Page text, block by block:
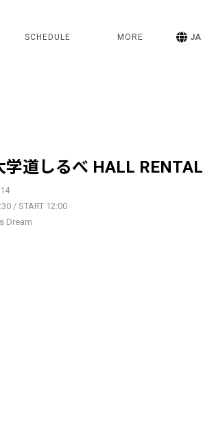
SCHEDULE MORE JA
学道しるべ HALL RENTAL
/ START 12:00
Dream